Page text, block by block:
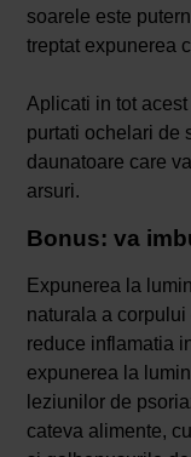
soarele este
treptat expunerea
Aplicati in tot
purtati ochelari de
daunatoare care
arsuri.
Bonus: va
Expunerea la
naturala a
reduce inflamatia
expunerea la
leziunilor de
cateva alimente,